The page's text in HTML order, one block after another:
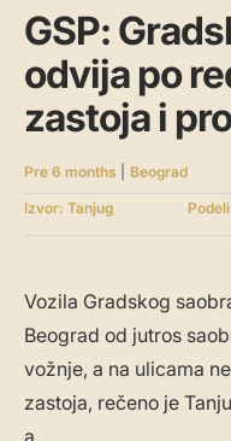
GSP:
odvija po
zastoja i
Pre 6 months Beograd
Izvor: Tanjug
Vozila Gradskog
Beograd od jutros
vožnje, a na ulicama
zastoja, rečeno je